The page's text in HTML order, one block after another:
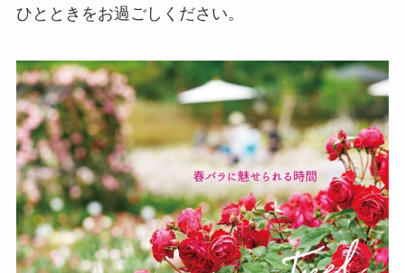
ひとときをお過ごしください。